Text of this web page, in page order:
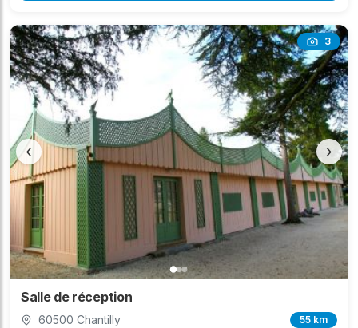
3
‹ ›
Salle de réception
60500 Chantilly 55 km